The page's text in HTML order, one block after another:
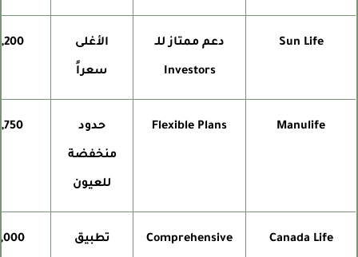
Sun Life دعم ممتاز للـ
Investors
الأغلى
سعراً
$2,200
Manulife
Flexible Plans حدود
منخفضة
للعيون
$1,750
Canada Life
Comprehensive تطبيق $2,000